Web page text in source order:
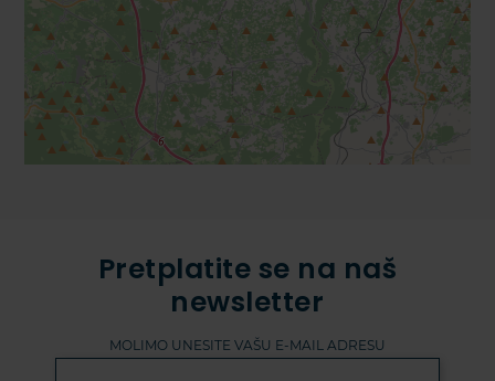
Pretplatite se na naš
newsletter
MOLIMO UNESITE VAŠU E-MAIL ADRESU